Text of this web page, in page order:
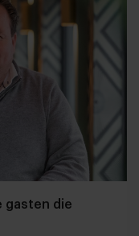
gasten die